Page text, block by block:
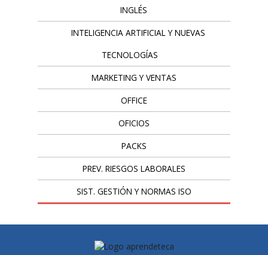
INGLÉS
INTELIGENCIA ARTIFICIAL Y NUEVAS
TECNOLOGÍAS
MARKETING Y VENTAS
OFFICE
OFICIOS
PACKS
PREV. RIESGOS LABORALES
SIST. GESTIÓN Y NORMAS ISO